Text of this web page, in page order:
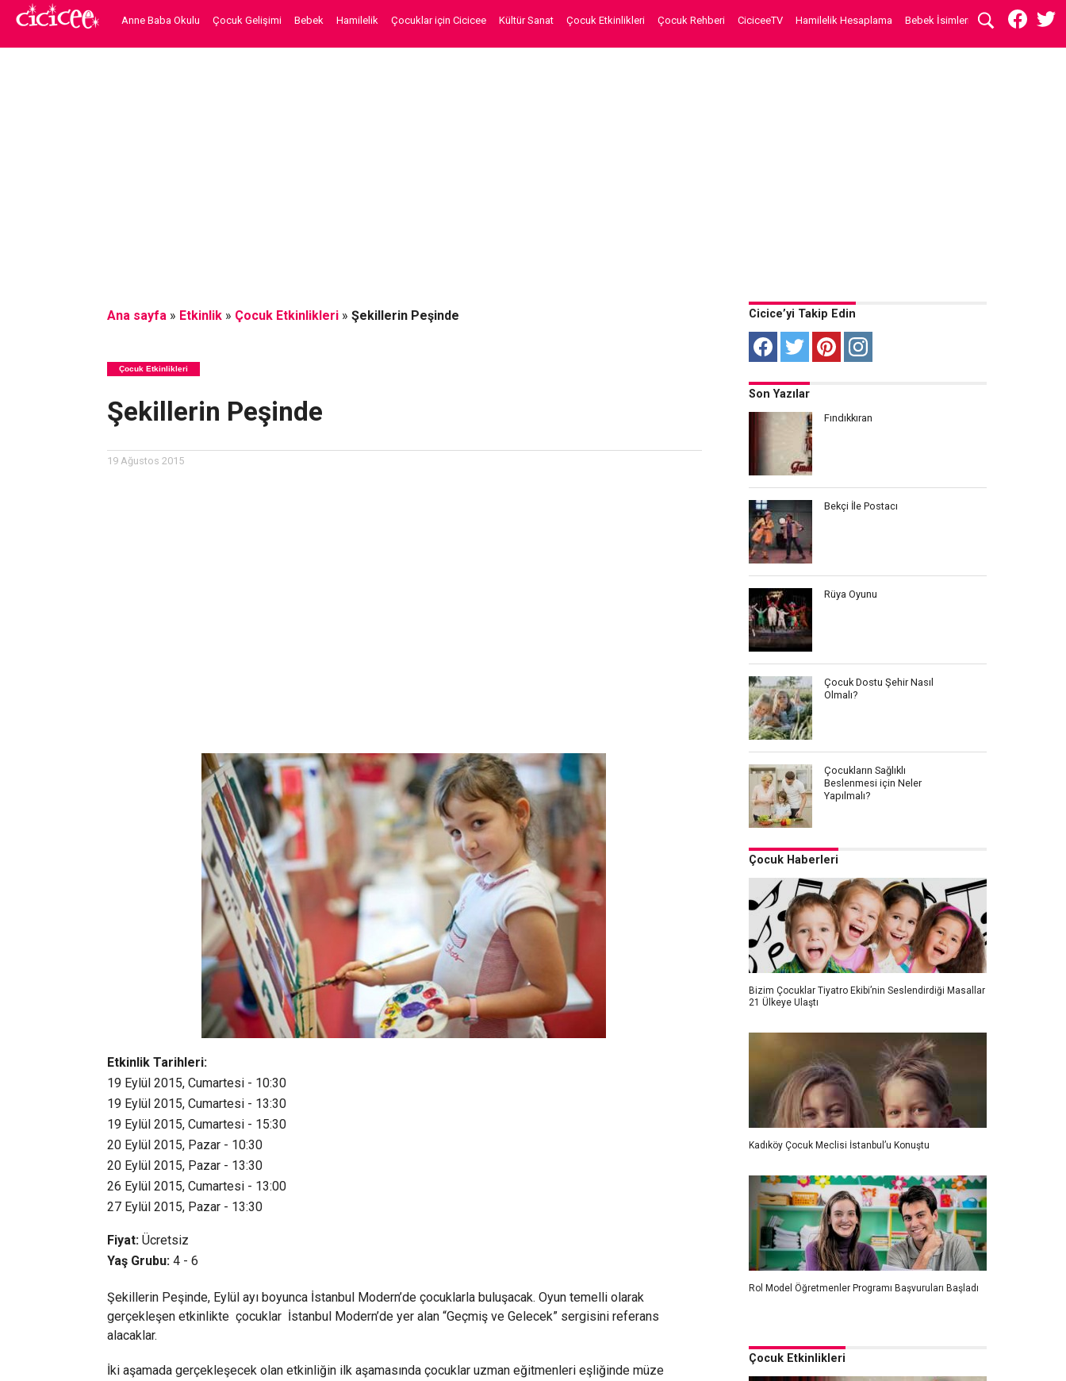
Anne Baba Okulu Çocuk Gelişimi Bebek Hamilelik Çocuklar için Cicicee Kültür Sanat Çocuk Etkinlikleri Çocuk Rehberi CiciceeTV Hamilelik Hesaplama Bebek İsimleri
Ana sayfa» Etkinlik» Çocuk Etkinlikleri» Şekillerin Peşinde
Çocuk Etkinlikleri
Şekillerin Peşinde
19 Ağustos 2015
Etkinlik Tarihleri:
19 Eylül 2015, Cumartesi - 10:30
19 Eylül 2015, Cumartesi - 13:30
19 Eylül 2015, Cumartesi - 15:30
20 Eylül 2015, Pazar - 10:30
20 Eylül 2015, Pazar - 13:30
26 Eylül 2015, Cumartesi - 13:00
27 Eylül 2015, Pazar - 13:30
Fiyat:Ücretsiz
Yaş Grubu:4 - 6
Şekillerin Peşinde, Eylül ayı boyunca İstanbul Modern’de çocuklarla buluşacak. Oyun temelli olarak
gerçekleşen etkinlikte çocuklar İstanbul Modern’de yer alan “Geçmiş ve Gelecek” sergisini referans
alacaklar.
İki aşamada gerçekleşecek olan etkinliğin ilk aşamasında çocuklar uzman eğitmenleri eşliğinde müze
Cicice’yi Takip Edin
Son Yazılar
Fındıkkıran
Bekçi İle Postacı
Rüya Oyunu
Çocuk Dostu Şehir Nasıl
Olmalı?
Çocukların Sağlıklı
Beslenmesi için Neler
Yapılmalı?
Çocuk Haberleri
Bizim Çocuklar Tiyatro Ekibi’nin Seslendirdiği Masallar
21 Ülkeye Ulaştı
Kadıköy Çocuk Meclisi İstanbul’u Konuştu
Rol Model Öğretmenler Programı Başvuruları Başladı
Çocuk Etkinlikleri